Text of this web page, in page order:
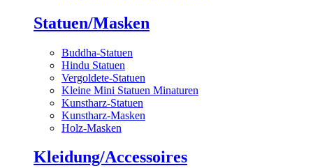
Statuen/Masken
Buddha-Statuen
Hindu Statuen
Vergoldete-Statuen
Kleine Mini Statuen Minaturen
Kunstharz-Statuen
Kunstharz-Masken
Holz-Masken
Kleidung/Accessoires